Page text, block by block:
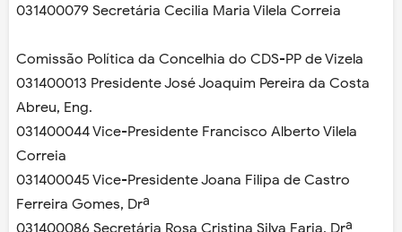
031400079 Secretária Cecilia Maria Vilela Correia
Comissão Política da Concelhia do CDS-PP de Vizela
031400013 Presidente José Joaquim Pereira da Costa
Abreu, Eng.
031400044 Vice-Presidente Francisco Alberto Vilela
Correia
031400045 Vice-Presidente Joana Filipa de Castro
Ferreira Gomes, Drª